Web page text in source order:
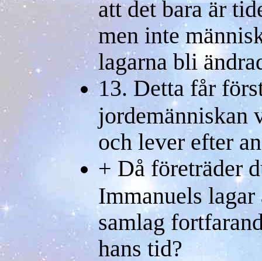
att det bara är
men inte
lagarna bli
13. Detta får
jordemänniskan
och lever efter
+ Då företräder
Immanuels lagar
samlag
hans tid?